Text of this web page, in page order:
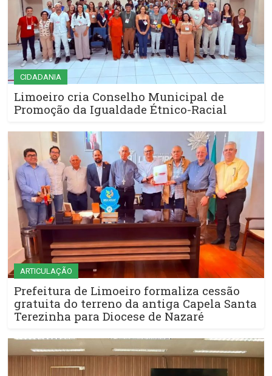
CIDADANIA
Limoeiro cria Conselho Municipal de
Promoção da Igualdade Étnico-Racial
ARTICULAÇÃO
Prefeitura de Limoeiro formaliza cessão
gratuita do terreno da antiga Capela Santa
Terezinha para Diocese de Nazaré